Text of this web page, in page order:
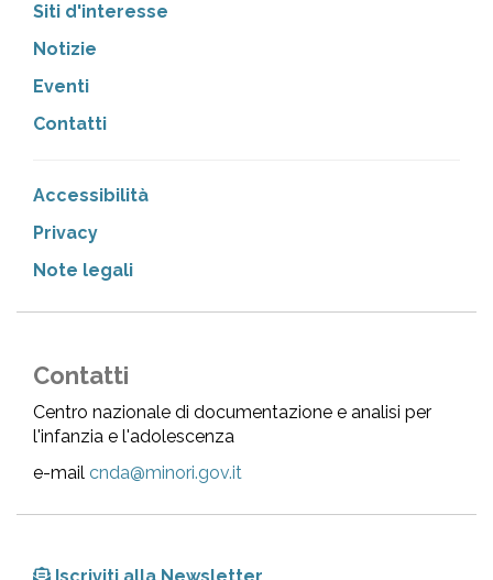
Siti d'interesse
Notizie
Eventi
Contatti
Accessibilità
Privacy
Note legali
Contatti
Centro nazionale di documentazione e analisi per
l'infanzia e l'adolescenza
e-mail cnda@minori.gov.it